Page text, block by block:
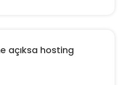
açıksa hosting